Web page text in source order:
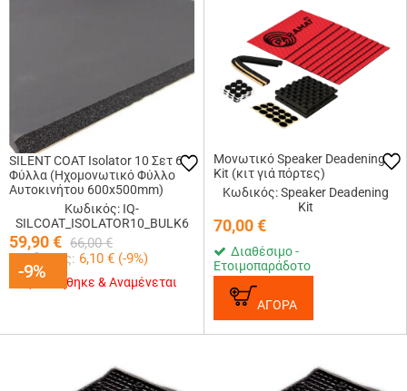
-9%
SILENT COAT Isolator 10 Σετ 6
Φύλλα (Ηχομονωτικό Φύλλο
Αυτοκινήτου 600x500mm)
Κωδικός: IQ-
SILCOAT_ISOLATOR10_BULK6
59,90€ 66,00 €
Κερδίζεις: 6,10 € (-9%)
-9%
Εξαντλήθηκε & Αναμένεται
Μονωτικό Speaker Deadening
Kit (κιτ γιά πόρτες)
Κωδικός: Speaker Deadening
Kit
70,00€
Διαθέσιμο -
Ετοιμοπαράδοτο
ΑΓΟΡΑ